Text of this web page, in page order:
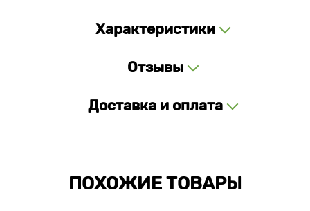
Характеристики
Отзывы
Доставка и оплата
ПОХОЖИЕ ТОВАРЫ